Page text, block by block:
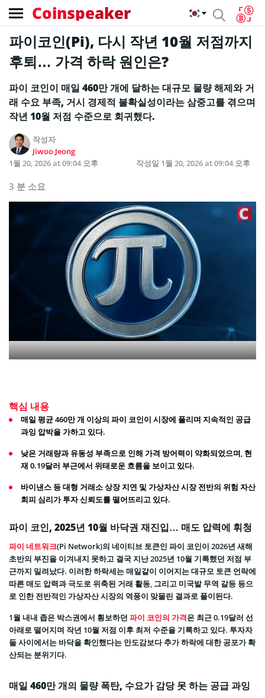
Coinspeaker
파이코인(Pi), 다시 작년 10월 저점까지
후퇴… 가격 하락 원인은?
파이 코인이 매일 460만 개에 달하는 대규모 물량 해제와 거
래 수요 부족, 거시 경제적 불확실성이라는 삼중고를 겪으며
작년 10월 저점 수준으로 회귀했다.
작성자
Jiwoo Jeong
1월 20, 2026 at 09:04 오후
작성일 1월 20, 2026 at 09:04 오후
3 분 소요
핵심 내용
매일 평균 460만 개 이상의 파이 코인이 시장에 풀리며 지속적인 공급
과잉 압박을 가하고 있다.
낮은 거래량과 유동성 부족으로 인해 가격 방어력이 약화되었으며, 현
재 0.19달러 부근에서 위태로운 흐름을 보이고 있다.
바이낸스 등 대형 거래소 상장 지연 및 가상자산 시장 전반의 위험 자산
회피 심리가 투자 신뢰도를 떨어뜨리고 있다.
파이 코인, 2025년 10월 바닥권 재진입… 매도 압력에 휘청
파이 네트워크(Pi Network)의 네이티브 토큰인 파이 코인이 2026년 새해
초반의 부진을 이겨내지 못하고 결국 지난 2025년 10월 기록했던 저점 부
근까지 밀려났다. 이러한 하락세는 매일같이 이어지는 대규모 토큰 언락에
따른 매도 압력과 극도로 위축된 거래 활동, 그리고 미국발 무역 갈등 등으
로 인한 전반적인 가상자산 시장의 역풍이 맞물린 결과로 풀이된다.
1월 내내 좁은 박스권에서 횡보하던 파이 코인의 가격은 최근 0.19달러 선
아래로 떨어지며 작년 10월 저점 이후 최저 수준을 기록하고 있다. 투자자
들 사이에서는 바닥을 확인했다는 안도감보다 추가 하락에 대한 공포가 확
산되는 분위기다.
매일 460만 개의 물량 폭탄, 수요가 감당 못 하는 공급 과잉